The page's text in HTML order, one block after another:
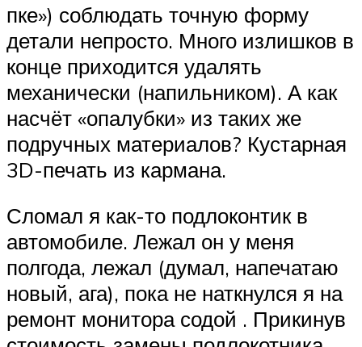
пке») соблюдать точную форму
детали непросто. Много излишков в
конце приходится удалять
механически (напильником). А как
насчёт «опалубки» из таких же
подручных материалов? Кустарная
3D-печать из кармана.
Сломал я как-то подлоконтик в
автомобиле. Лежал он у меня
полгода, лежал (думал, напечатаю
новый, ага), пока не наткнулся я на
ремонт монитора содой . Прикинув